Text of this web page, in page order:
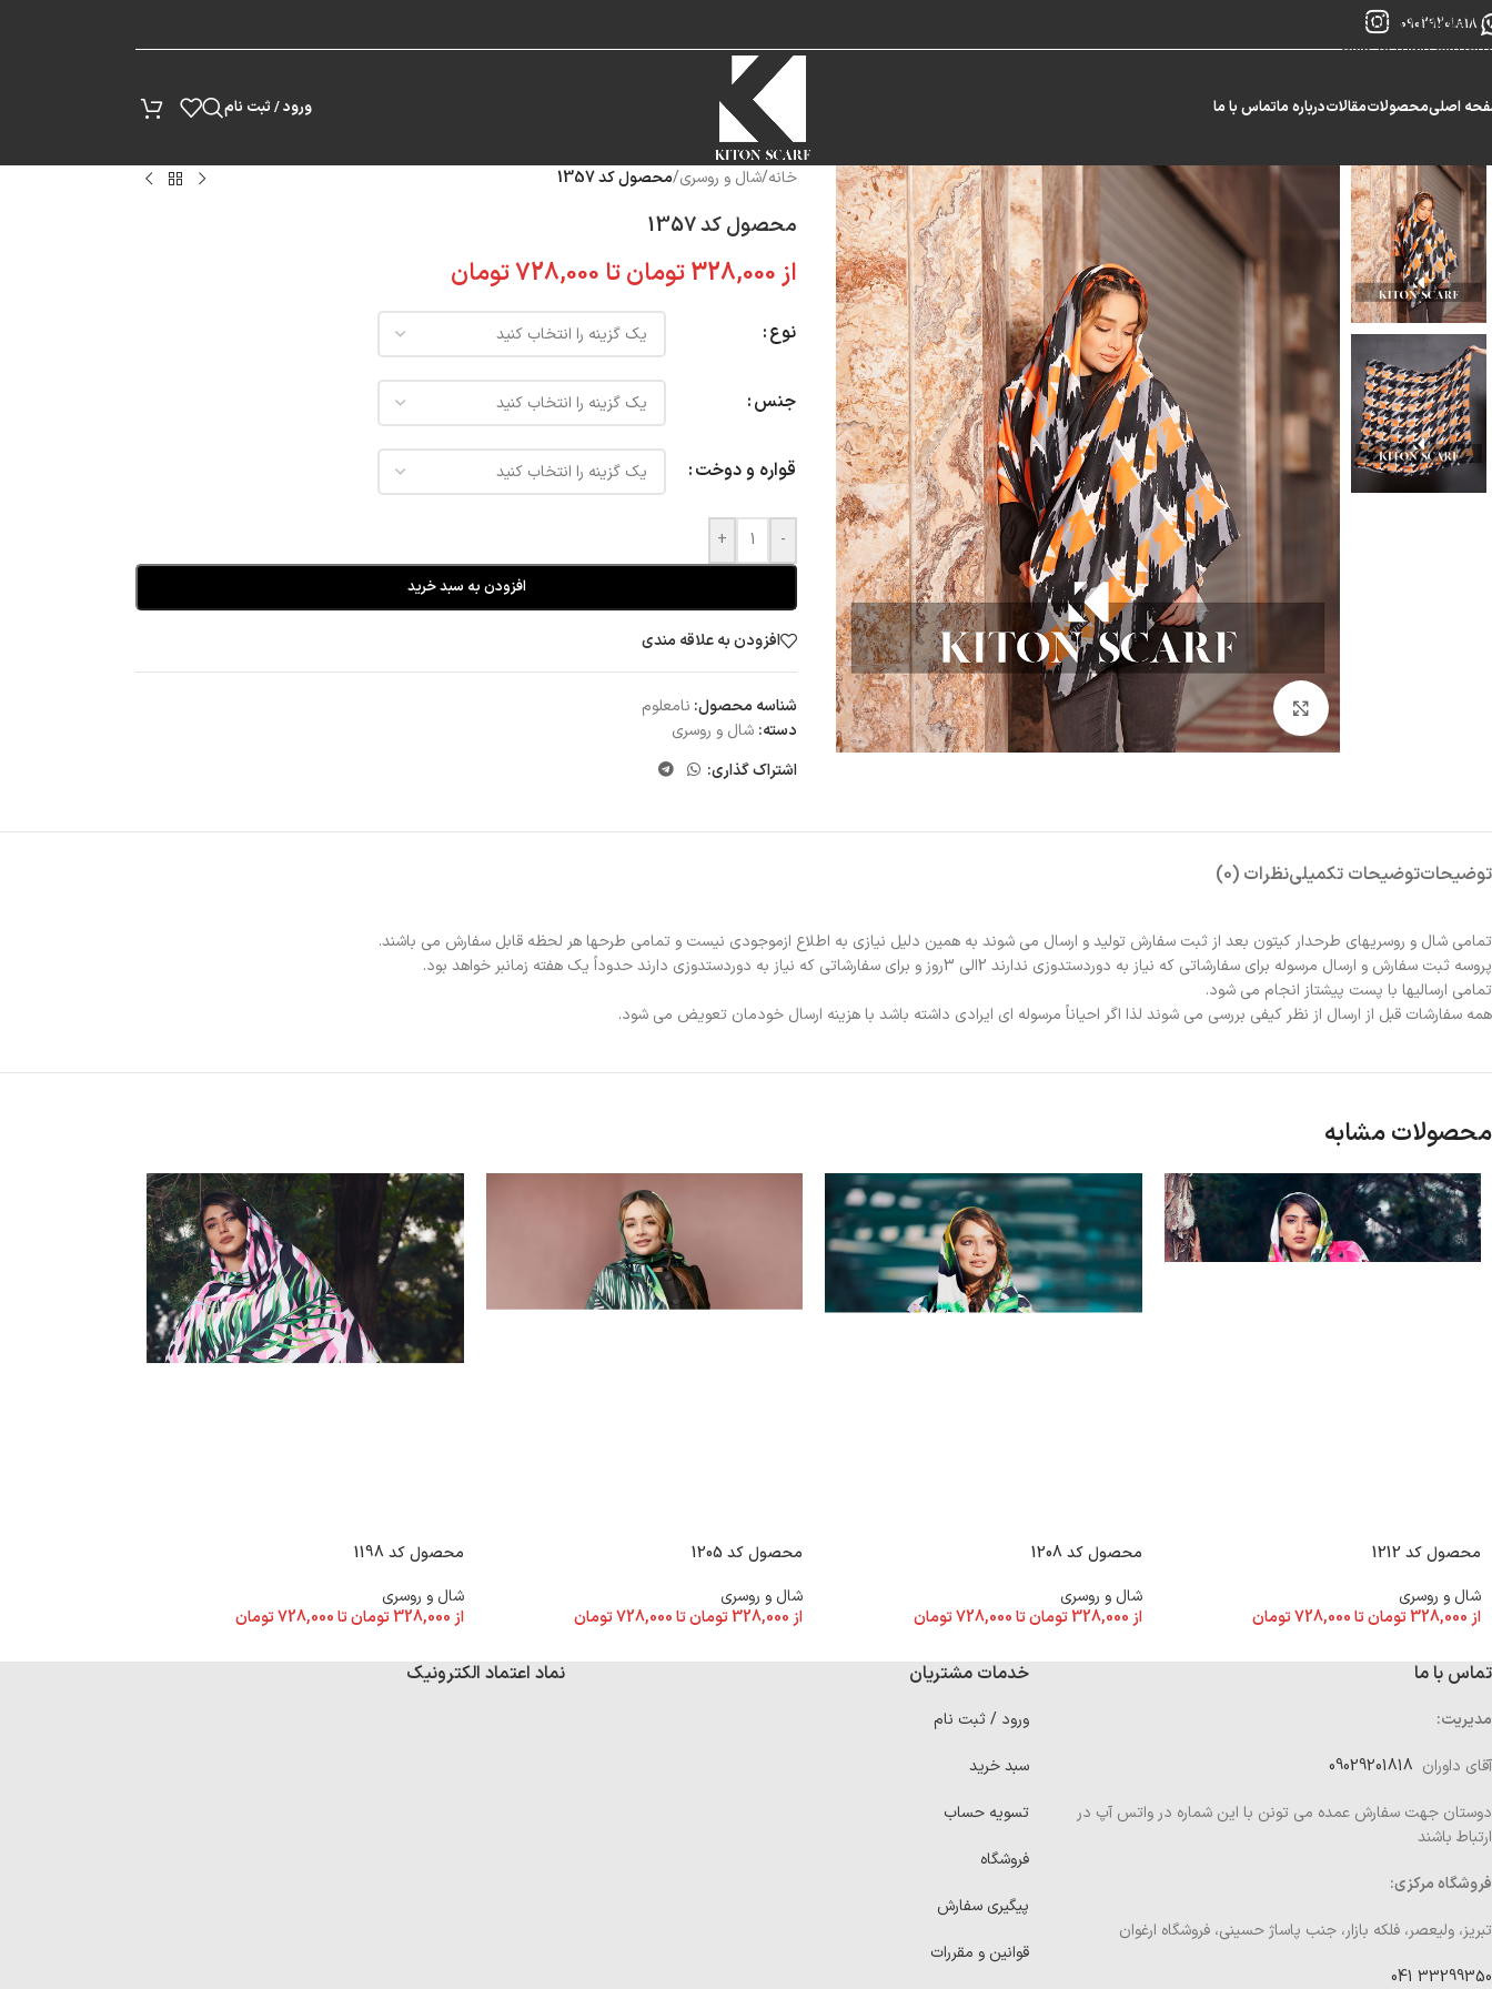
Skip to navigation
Skip to main content
09029201818
اصلیمحصولاتمقالاتدرباره ماتماس با ما ورود / ثبت نام
بزرگنمایی تصویر
خانه/شال و روسری/محصول کد 1357
محصول کد 1357
از328,000تومانتا 728,000تومان
نوع
جنس
قواره و دوخت
-
+
افزودن به سبد خرید
افزودن به علاقه مندی
شناسه محصول: نامعلوم
دسته: شال و روسری
اشتراک گذاری:
توضیحاتتوضیحات تکمیلینظرات (0)
تمامی شال و روسریهای طرحدار کیتون بعد از ثبت سفارش تولید و ارسال می شوند به همین دلیل نیازی به اطلاع ازموجودی نیست و تمامی طرحها هر لحظه قابل سفارش می باشند.
پروسه ثبت سفارش و ارسال مرسوله برای سفارشاتی که نیاز به دوردستدوزی ندارند 2الی 3روز و برای سفارشاتی که نیاز به دوردستدوزی دارند حدوداً یک هفته زمانبر خواهد بود.
تمامی ارسالیها با پست پیشتاز انجام می شود.
همه سفارشات قبل از ارسال از نظر کیفی بررسی می شوند لذا اگر احیاناً مرسوله ای ایرادی داشته باشد با هزینه ارسال خودمان تعویض می شود.
محصولات مشابه
محصول کد 1212
شال و روسری
از 328,000تومانتا728,000تومان
محصول کد 1208
شال و روسری
از 328,000 تومانتا728,000تومان
محصول کد 1205
شال و روسری
از328,000تومانتا728,000تومان
محصول کد 1198
شال و روسری
از 328,000 تومانتا728,000تومان
تماس با ما
مدیریت:
آقای داوران
دوستان جهت سفارش عمده می تونن با این شماره در واتس آپ در
ارتباط باشند
فروشگاه مرکزی:
تبریز، ولیعصر، فلکه بازار، جنب پاساژ حسینی، فروشگاه ارغوان
33299350 041
خدمات مشتریان
ورود / ثبت نام
سبد خرید
تسویه حساب
فروشگاه
پیگیری سفارش
قوانین و مقررات
نماد اعتماد الکترونیک